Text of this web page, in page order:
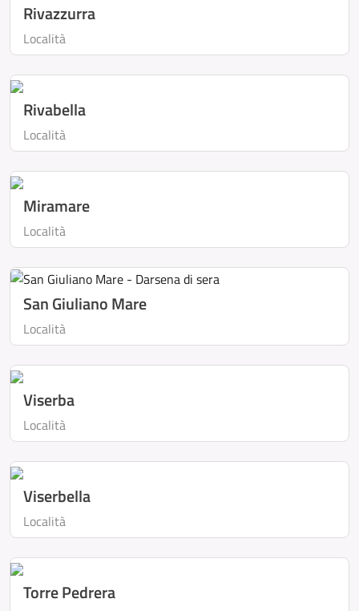
Rivazzurra
Località
Rivabella
Località
Miramare
Località
San Giuliano Mare
Località
Viserba
Località
Viserbella
Località
Torre Pedrera